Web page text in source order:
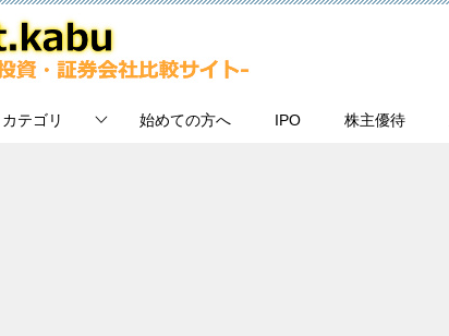
カテゴリ 始めての方へ IPO 株主優待